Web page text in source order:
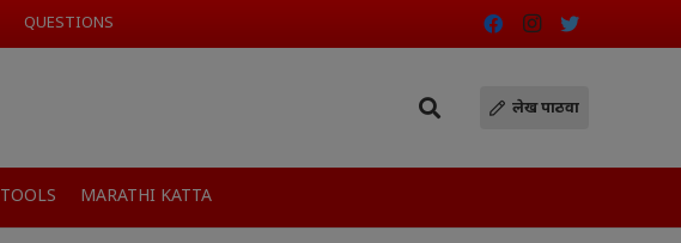
QUESTIONS
लेख पाठवा
TOOLS MARATHI KATTA